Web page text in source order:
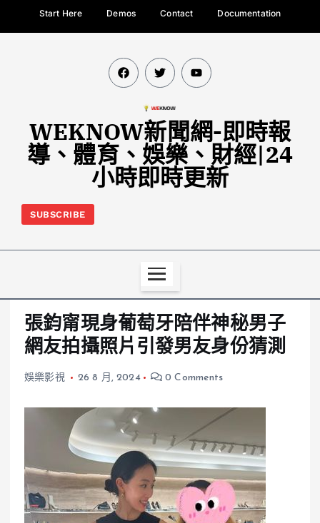
Start Here Demos Contact Documentation
WEKNOW新聞網-即時報
導、體育、娛樂、財經|24
小時即時更新
SUBSCRIBE
張鈞甯現身葡萄牙陪伴神秘男子
網友拍攝照片引發男友身份猜測
娛樂影視 26 8 月, 2024 0 Comments